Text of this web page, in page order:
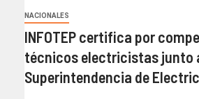
NACIONALES
INFOTEP certifica por
técnicos electricistas junto
Superintendencia de